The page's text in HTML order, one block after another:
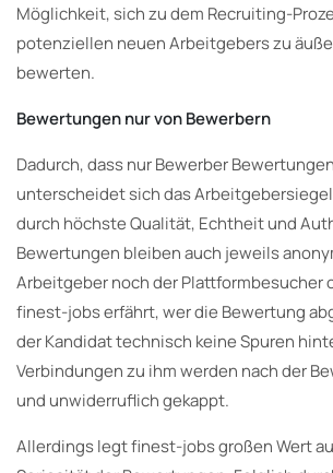
Möglichkeit, sich zu dem Recruiting-
potenziellen neuen Arbeitgebers zu
bewerten.
Bewertungen nur von Bewerbern
Dadurch, dass nur Bewerber
unterscheidet sich das
durch höchste Qualität, Echtheit und
Bewertungen bleiben auch jeweils
Arbeitgeber noch der Plattformbesucher
finest-jobs erfährt, wer die Bewertung
der Kandidat technisch keine Spuren
Verbindungen zu ihm werden nach der
und unwiderruflich gekappt.
Allerdings legt finest-jobs großen Wert